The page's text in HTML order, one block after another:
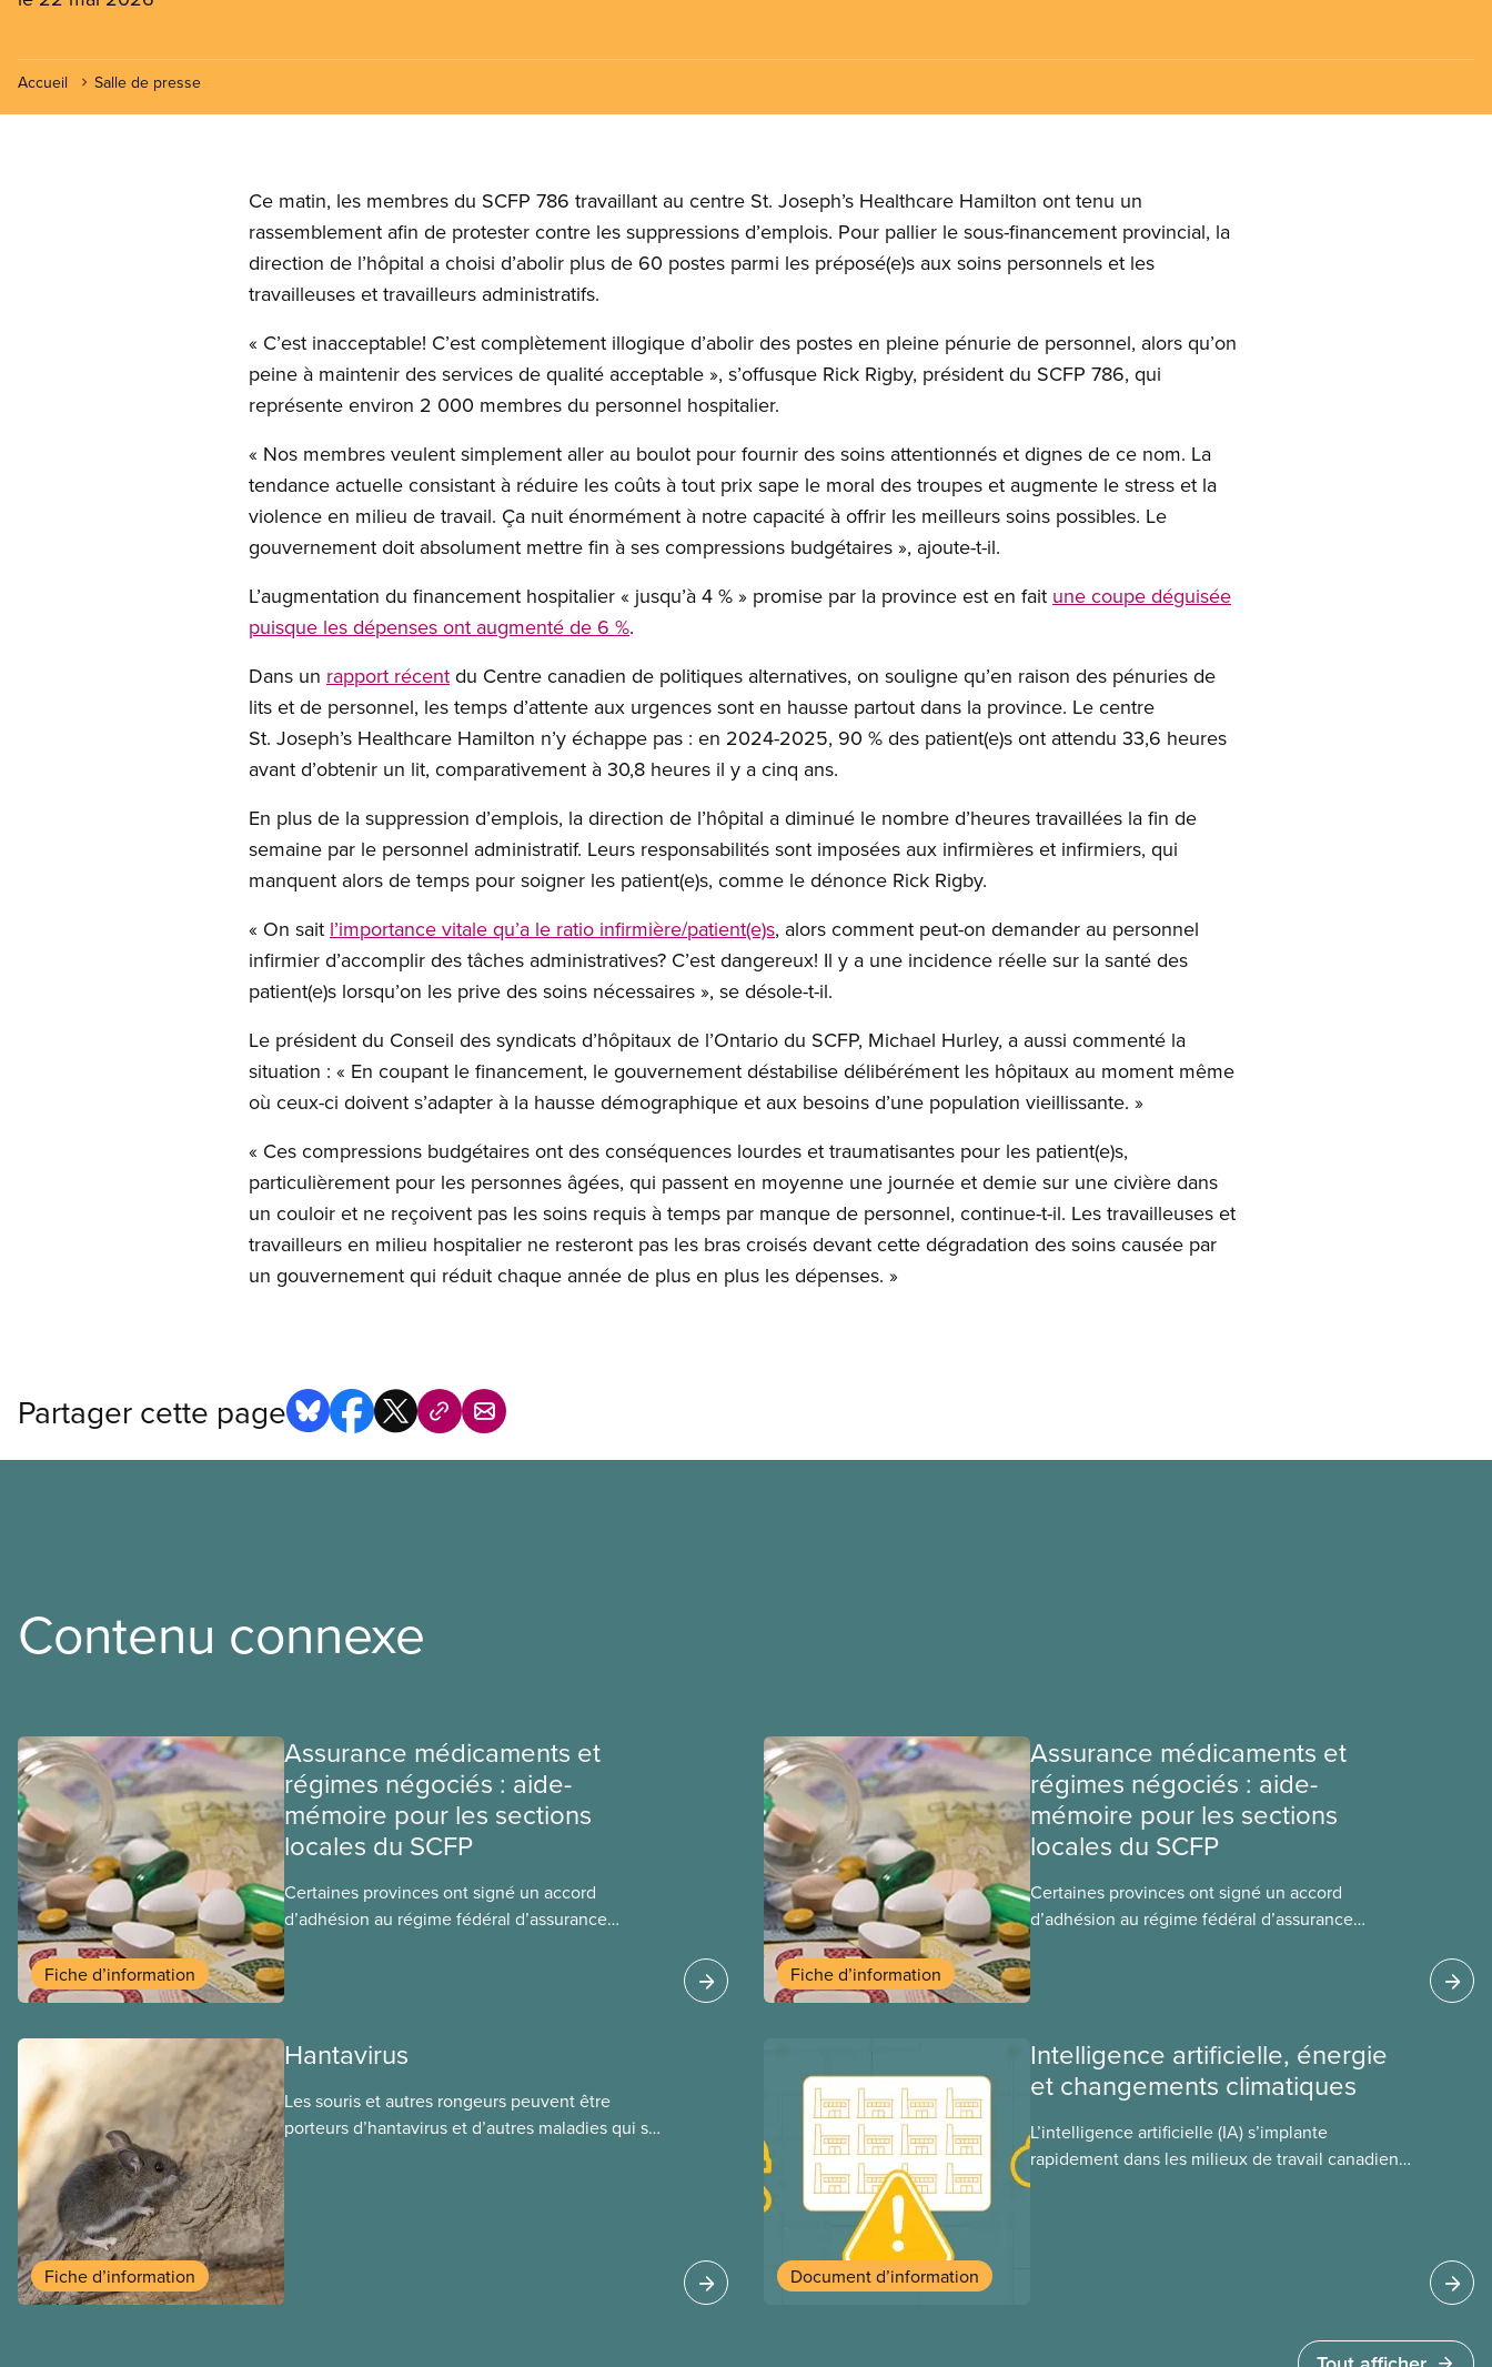
Accueil Salle de presse
Ce matin, les membres du SCFP 786 travaillant au centre St. Joseph’s Healthcare Hamilton ont tenu un
rassemblement afin de protester contre les suppressions d’emplois. Pour pallier le sous-financement provincial, la
direction de l’hôpital a choisi d’abolir plus de 60 postes parmi les préposé(e)s aux soins personnels et les
travailleuses et travailleurs administratifs.
« C’est inacceptable! C’est complètement illogique d’abolir des postes en pleine pénurie de personnel, alors qu’on
peine à maintenir des services de qualité acceptable », s’offusque Rick Rigby, président du SCFP 786, qui
représente environ 2 000 membres du personnel hospitalier.
« Nos membres veulent simplement aller au boulot pour fournir des soins attentionnés et dignes de ce nom. La
tendance actuelle consistant à réduire les coûts à tout prix sape le moral des troupes et augmente le stress et la
violence en milieu de travail. Ça nuit énormément à notre capacité à offrir les meilleurs soins possibles. Le
gouvernement doit absolument mettre fin à ses compressions budgétaires », ajoute-t-il.
L’augmentation du financement hospitalier « jusqu’à 4 % » promise par la province est en fait une coupe déguisée
puisque les dépenses ont augmenté de 6 %.
Dans un rapport récent du Centre canadien de politiques alternatives, on souligne qu’en raison des pénuries de
lits et de personnel, les temps d’attente aux urgences sont en hausse partout dans la province. Le centre
St. Joseph’s Healthcare Hamilton n’y échappe pas : en 2024-2025, 90 % des patient(e)s ont attendu 33,6 heures
avant d’obtenir un lit, comparativement à 30,8 heures il y a cinq ans.
En plus de la suppression d’emplois, la direction de l’hôpital a diminué le nombre d’heures travaillées la fin de
semaine par le personnel administratif. Leurs responsabilités sont imposées aux infirmières et infirmiers, qui
manquent alors de temps pour soigner les patient(e)s, comme le dénonce Rick Rigby.
« On sait l’importance vitale qu’a le ratio infirmière/patient(e)s, alors comment peut-on demander au personnel
infirmier d’accomplir des tâches administratives? C’est dangereux! Il y a une incidence réelle sur la santé des
patient(e)s lorsqu’on les prive des soins nécessaires », se désole-t-il.
Le président du Conseil des syndicats d’hôpitaux de l’Ontario du SCFP, Michael Hurley, a aussi commenté la
situation : « En coupant le financement, le gouvernement déstabilise délibérément les hôpitaux au moment même
où ceux-ci doivent s’adapter à la hausse démographique et aux besoins d’une population vieillissante. »
« Ces compressions budgétaires ont des conséquences lourdes et traumatisantes pour les patient(e)s,
particulièrement pour les personnes âgées, qui passent en moyenne une journée et demie sur une civière dans
un couloir et ne reçoivent pas les soins requis à temps par manque de personnel, continue-t-il. Les travailleuses et
travailleurs en milieu hospitalier ne resteront pas les bras croisés devant cette dégradation des soins causée par
un gouvernement qui réduit chaque année de plus en plus les dépenses. »
Partager cette page
Contenu connexe
Fiche d’information
Assurance médicaments et
régimes négociés : aide-
mémoire pour les sections
locales du SCFP
Certaines provinces ont signé un accord
d’adhésion au régime fédéral d’assurance
Fiche d’information
Assurance médicaments et
régimes négociés : aide-
mémoire pour les sections
locales du SCFP
Certaines provinces ont signé un accord
d’adhésion au régime fédéral d’assurance
Fiche d’information
Hantavirus
Les souris et autres rongeurs peuvent être
porteurs d’hantavirus et d’autres maladies qui se
Document d’information
Intelligence artificielle, énergie
et changements climatiques
L’intelligence artificielle (IA) s’implante
rapidement dans les milieux de travail canadiens,
conséquences et les mesures à adopter pour